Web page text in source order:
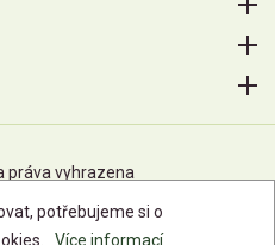
práva vyhrazena
potřebujeme si o
Více informací